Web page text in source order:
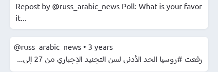
Repost by @russ_arabic_news Poll: What is your favor
it...
@russ_arabic_news • 3 years
رفعت #روسيا الحد الأدنى لسن التجنيد الإجباري من 27 إلى...